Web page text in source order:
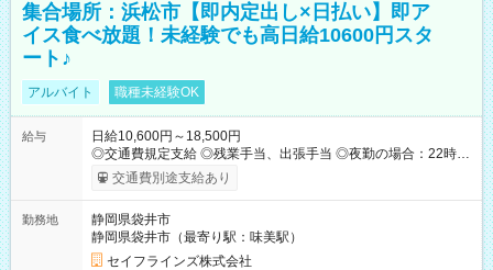
集合場所：浜松市【即内定出し×日払い】即ア
イス食べ放題！未経験でも高日給10600円スタ
ート♪
アルバイト 職種未経験OK
給与
日給10,600円～18,500円
◎交通費規定支給 ◎残業手当、出張手当 ◎夜勤の場合：22時～
翌5時は割増給与 ◎日払い・週払い可(希望者／条件有) ◎社食あ
ダブルワークも可能です☺ ◎髪色、ピアス、タトゥーOK おしゃ
れも自由に楽しめます！ 【試用期間】試用期間あり 試用期間の
長さ：3ヶ月 雇用形態、給与は本採用時と同じです。
交通費別途支給あり
勤務地
静岡県袋井市
静岡県袋井市（最寄り駅：味美駅）
セイフラインズ株式会社